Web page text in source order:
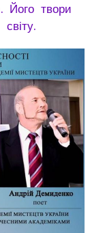
Його твори